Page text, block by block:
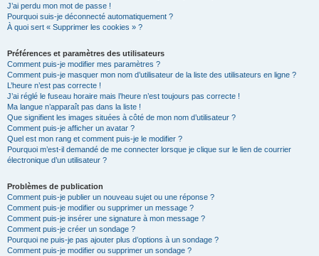
J’ai perdu mon mot de passe !
Pourquoi suis-je déconnecté automatiquement ?
À quoi sert « Supprimer les cookies » ?
Préférences et paramètres des utilisateurs
Comment puis-je modifier mes paramètres ?
Comment puis-je masquer mon nom d’utilisateur de la liste des utilisateurs en ligne ?
L’heure n’est pas correcte !
J’ai réglé le fuseau horaire mais l’heure n’est toujours pas correcte !
Ma langue n’apparaît pas dans la liste !
Que signifient les images situées à côté de mon nom d’utilisateur ?
Comment puis-je afficher un avatar ?
Quel est mon rang et comment puis-je le modifier ?
Pourquoi m’est-il demandé de me connecter lorsque je clique sur le lien de courrier
électronique d’un utilisateur ?
Problèmes de publication
Comment puis-je publier un nouveau sujet ou une réponse ?
Comment puis-je modifier ou supprimer un message ?
Comment puis-je insérer une signature à mon message ?
Comment puis-je créer un sondage ?
Pourquoi ne puis-je pas ajouter plus d’options à un sondage ?
Comment puis-je modifier ou supprimer un sondage ?